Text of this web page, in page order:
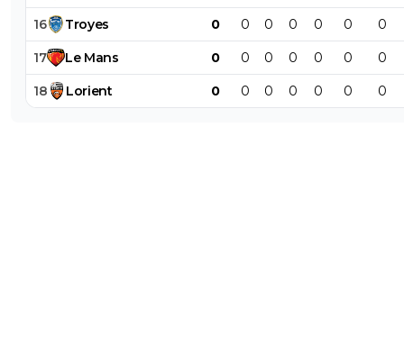
16 Troyes 0 0 0 0 0 0 0
17 Le Mans 0 0 0 0 0 0 0
18 Lorient 0 0 0 0 0 0 0